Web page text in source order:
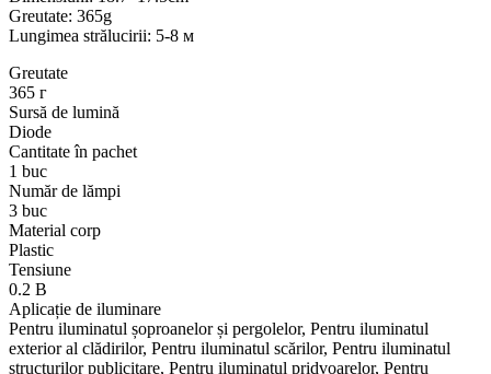
Greutate: 365g
Lungimea strălucirii: 5-8 м
Greutate
365 г
Sursă de lumină
Diode
Cantitate în pachet
1 buc
Număr de lămpi
3 buc
Material corp
Plastic
Tensiune
0.2 В
Aplicație de iluminare
Pentru iluminatul șoproanelor și pergolelor, Pentru iluminatul
exterior al clădirilor, Pentru iluminatul scărilor, Pentru iluminatul
structurilor publicitare, Pentru iluminatul pridvoarelor, Pentru